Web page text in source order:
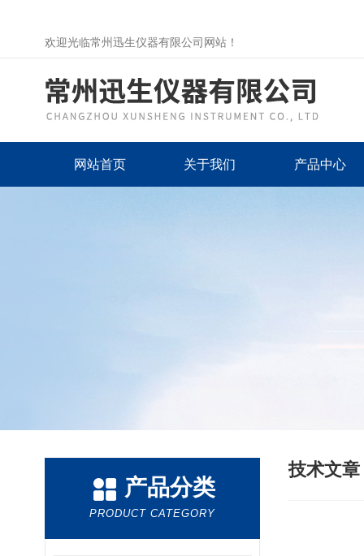
欢迎光临常州迅生仪器有限公司网站！
网站首页 关于我们 产品中心
产品分类
PRODUCT CATEGORY
技术文章